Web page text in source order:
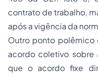
contrato de trabalho,
após a vigência da
Outro ponto polêmico
acordo coletivo sobre
que o acordo fixe